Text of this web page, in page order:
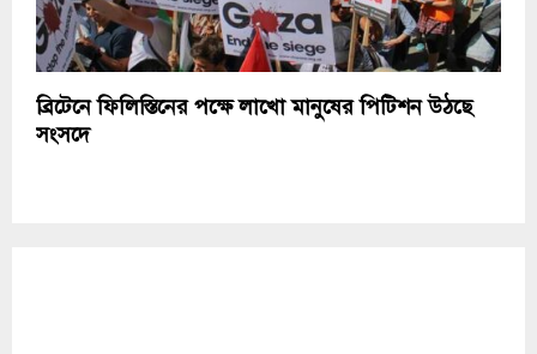
ব্রিটে‌নে ফি‌লি‌স্তি‌নের প‌ক্ষে লা‌খো মানুষের পি‌টিশন উঠ‌ছে
সংস‌দে